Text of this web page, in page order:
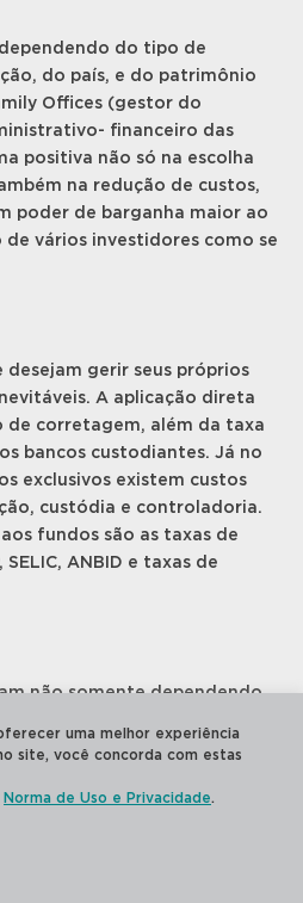
do tipo de
do país, e do patrimônio
Offices (gestor do
financeiro das
positiva não só na escolha
na redução de custos,
poder de barganha maior ao
vários investidores como se
desejam gerir seus próprios
A aplicação direta
de corretagem, além da taxa
bancos custodiantes. Já no
exclusivos existem custos
custódia e controladoria.
fundos são as taxas de
ANBID e taxas de
não somente dependendo
investimento em cotas (FICs),
custos administrativos mais
(FIMs) de gestão
uma melhor experiência
site, você concorda com estas
Norma de Uso e Privacidade.